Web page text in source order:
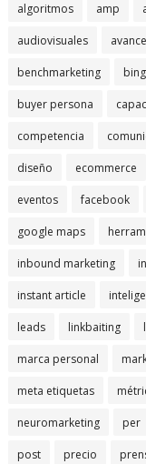
algoritmos amp
audiovisuales
benchmarketing bing
buyer persona
competencia
diseño ecommerce
eventos facebook
google maps
inbound marketing
instant article
leads linkbaiting
marca personal
meta etiquetas
neuromarketing per
post precio